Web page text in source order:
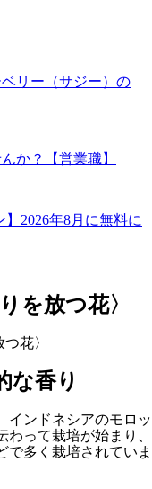
リー（サジー）の
か？【営業職】
2026年8月に無料に
を放つ花〉
な香り
インドネシアのモロッ
って栽培が始まり、
で多く栽培されていま